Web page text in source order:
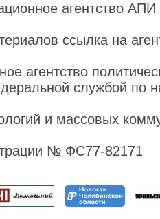
агентство
ссылка на
агентство
службой по
и массовых
№ ФС77-82171